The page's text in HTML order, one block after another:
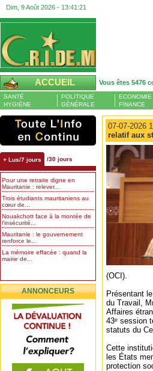
Dim, 9 Août 2026 - 13:41:21
ACCUEIL Vous êtes 5476
SANTÉ
HYGIÈNE
POLITIQUE
GÉNÉRALE
ECONOMIE
FINANCE
+ Lus/7 jours /30 jours
Pour une retraite digne en
Mauritanie : relever...
Trois étudiants mauritaniens au
cœur de...
Nouakchott face à la montée de
l’insécurité...
Mauritanie : le gouvernement
renforce le...
La mémoire effacée : quand la
mairie de...
ANNONCEURS
07-07-2026
relatif aux
(OCI).
Présentant
du Travail,
Affaires
43ᵉ session
statuts du
Cette
les États
protection